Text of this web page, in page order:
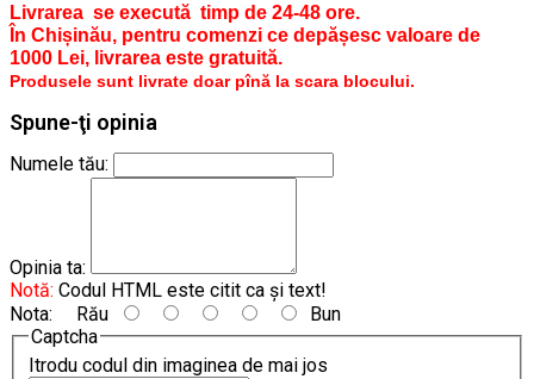
Livrarea se execută timp de 24-48 ore.
În Chișinău, pentru comenzi ce depășesc valoare de
1000 Lei, livrarea este gratuită.
Produsele sunt livrate doar pînă la scara blocului.
Spune-ţi opinia
Numele tău:
Opinia ta:
Notă: Codul HTML este citit ca şi text!
Nota: Rău
Bun
Captcha
Itrodu codul din imaginea de mai jos